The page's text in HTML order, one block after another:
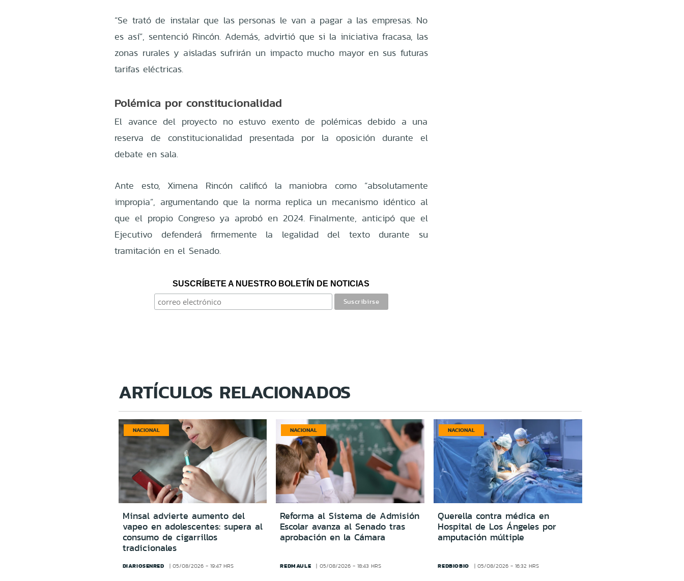
“Se trató de instalar que las personas le van a pagar a las empresas. No
es así”, sentenció Rincón. Además, advirtió que si la iniciativa fracasa, las
zonas rurales y aisladas sufrirán un impacto mucho mayor en sus futuras
tarifas eléctricas.
Polémica por constitucionalidad
El avance del proyecto no estuvo exento de polémicas debido a una
reserva de constitucionalidad presentada por la oposición durante el
debate en sala.
Ante esto, Ximena Rincón calificó la maniobra como “absolutamente
impropia”, argumentando que la norma replica un mecanismo idéntico al
que el propio Congreso ya aprobó en 2024. Finalmente, anticipó que el
Ejecutivo defenderá firmemente la legalidad del texto durante su
tramitación en el Senado.
SUSCRÍBETE A NUESTRO BOLETÍN DE NOTICIAS
ARTÍCULOS RELACIONADOS
NACIONAL
Minsal advierte aumento del
vapeo en adolescentes: supera al
consumo de cigarrillos
tradicionales
DIARIOSENRED 05/08/2026 - 19:47 HRS
NACIONAL
Reforma al Sistema de Admisión
Escolar avanza al Senado tras
aprobación en la Cámara
REDMAULE 05/08/2026 - 18:43 HRS
NACIONAL
Querella contra médica en
Hospital de Los Ángeles por
amputación múltiple
REDBIOBIO 05/08/2026 - 16:32 HRS